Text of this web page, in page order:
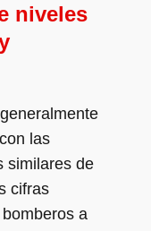
niveles
las
similares de
cifras
a